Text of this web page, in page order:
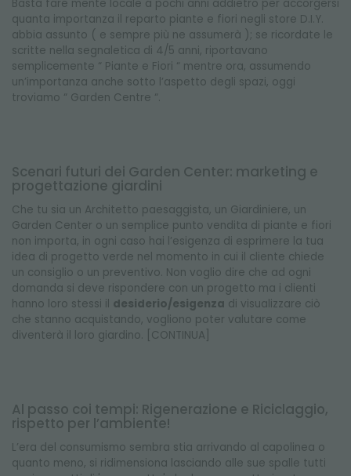
Basta fare mente locale a pochi anni addietro per accorgersi
quanta importanza il reparto piante e fiori negli store D.I.Y.
abbia assunto ( e sempre più ne assumerà ); se ricordate le
scritte nella segnaletica di 4/5 anni, riportavano
semplicemente “ Piante e Fiori “ mentre ora, assumendo
un’importanza anche sotto l’aspetto degli spazi, oggi
troviamo “ Garden Centre “.
Scenari futuri dei Garden Center: marketing e
progettazione giardini
Che tu sia un Architetto paesaggista, un Giardiniere, un
Garden Center o un semplice punto vendita di piante e fiori
non importa, in ogni caso hai l’esigenza di esprimere la tua
idea di progetto verde nel momento in cui il cliente chiede
un consiglio o un preventivo. Non voglio dire che ad ogni
domanda si deve rispondere con un progetto ma i clienti
hanno loro stessi il desiderio/esigenza di visualizzare ciò
che stanno acquistando, vogliono poter valutare come
diventerà il loro giardino. [CONTINUA]
Al passo coi tempi: Rigenerazione e Riciclaggio,
rispetto per l’ambiente!
L’era del consumismo sembra stia arrivando al capolinea o
quanto meno, si ridimensiona lasciando alle sue spalle tutti